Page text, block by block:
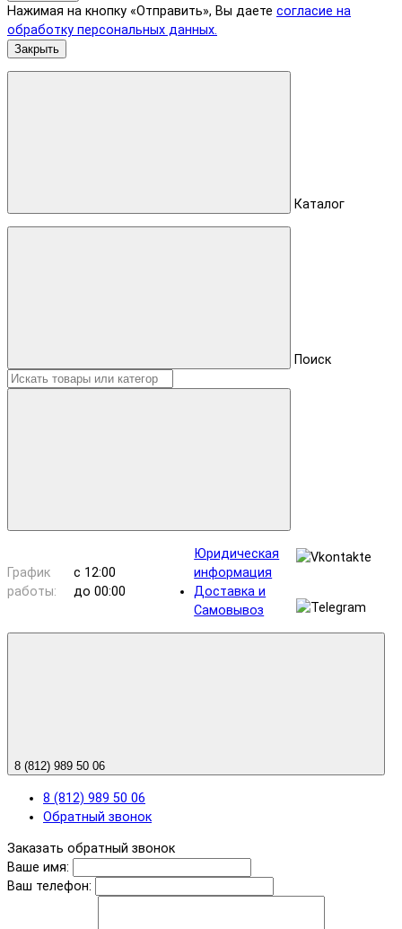
Нажимая на кнопку «Отправить», Вы даете согласие на
обработку персональных данных.
Закрыть
Каталог
Поиск
График
работы:
с 12:00
до 00:00
Юридическая
информация
Доставка и
Самовывоз
8 (812) 989 50 06
8 (812) 989 50 06
Обратный звонок
Заказать обратный звонок
Ваше имя:
Ваш телефон: